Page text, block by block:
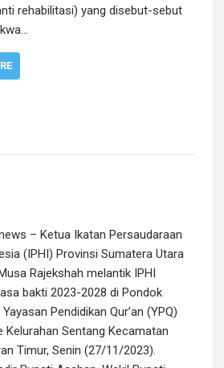
rehabilitasi) yang disebut-sebut
– Ketua Ikatan Persaudaraan
(IPHI) Provinsi Sumatera Utara
Rajekshah melantik IPHI
bakti 2023-2028 di Pondok
Pendidikan Qur’an (YPQ)
Kelurahan Sentang Kecamatan
Timur, Senin (27/11/2023).